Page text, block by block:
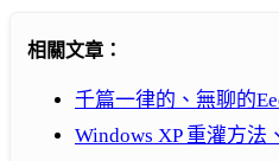
相關文章：
千篇一律的、無聊的
Windows XP 重灌方法